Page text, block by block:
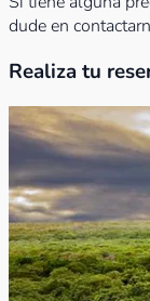
dude en
Realiza tu